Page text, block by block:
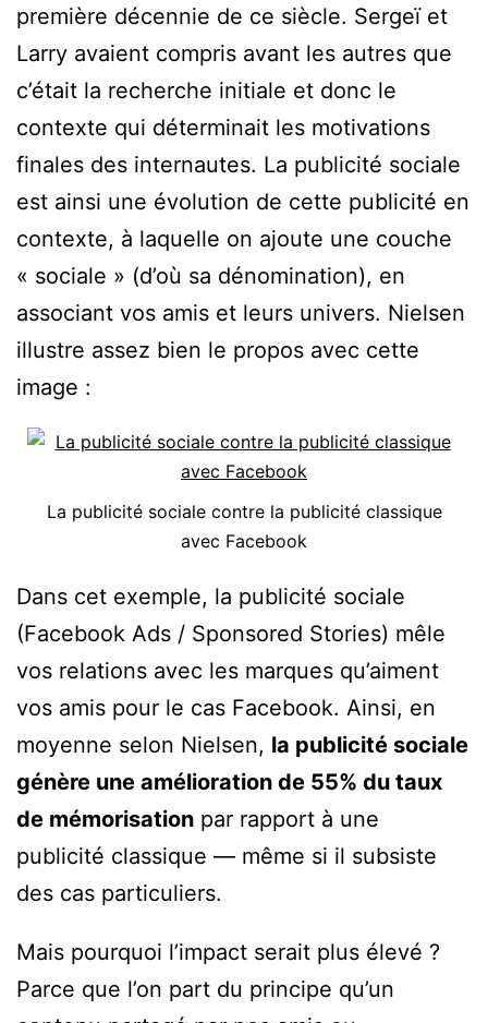
première décennie de ce siècle. Sergeï et
Larry avaient compris avant les autres que
c’était la recherche initiale et donc le
contexte qui déterminait les motivations
finales des internautes. La publicité sociale
est ainsi une évolution de cette publicité en
contexte, à laquelle on ajoute une couche
« sociale » (d’où sa dénomination), en
associant vos amis et leurs univers. Nielsen
illustre assez bien le propos avec cette
image :
La publicité sociale contre la publicité classique
avec Facebook
Dans cet exemple, la publicité sociale
(Facebook Ads / Sponsored Stories) mêle
vos relations avec les marques qu’aiment
vos amis pour le cas Facebook. Ainsi, en
moyenne selon Nielsen, la publicité sociale
génère une amélioration de 55% du taux
de mémorisation par rapport à une
publicité classique — même si il subsiste
des cas particuliers.
Mais pourquoi l’impact serait plus élevé ?
Parce que l’on part du principe qu’un